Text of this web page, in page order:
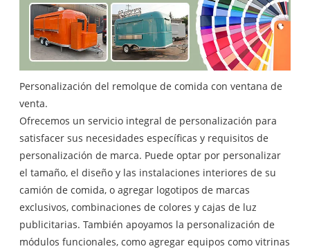
Personalización del remolque de comida con ventana de
venta.
Ofrecemos un servicio integral de personalización para
satisfacer sus necesidades específicas y requisitos de
personalización de marca. Puede optar por personalizar
el tamaño, el diseño y las instalaciones interiores de su
camión de comida, o agregar logotipos de marcas
exclusivos, combinaciones de colores y cajas de luz
publicitarias. También apoyamos la personalización de
módulos funcionales, como agregar equipos como vitrinas